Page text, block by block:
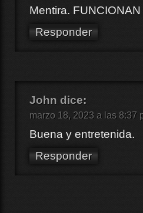
Mentira.
Responder
John dice:
marzo 18, 2023 a las 8:37
Buena y entretenida.
Responder